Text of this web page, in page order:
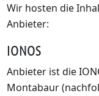
Wir hosten die
Anbieter:
IONOS
Anbieter ist die
Montabaur